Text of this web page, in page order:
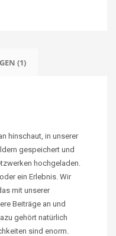
(1)
hinschaut, in unserer
gespeichert und
hochgeladen.
ein Erlebnis. Wir
mit unserer
Beiträge an und
gehört natürlich
sind enorm.